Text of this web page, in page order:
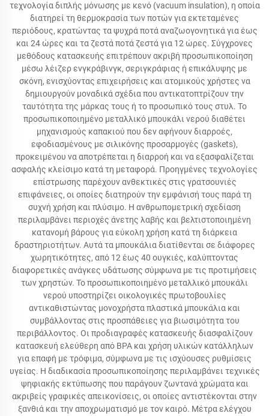
τεχνολογία διπλής μόνωσης με κενό (vacuum insulation), η οποία
διατηρεί τη θερμοκρασία των ποτών για εκτεταμένες
περιόδους, κρατώντας τα ψυχρά ποτά αναζωογονητικά για έως
και 24 ώρες και τα ζεστά ποτά ζεστά για 12 ώρες. Σύγχρονες
μεθόδους κατασκευής επιτρέπουν ακριβή προσωπικοποίηση
μέσω λέιζερ ενγκράβινγκ, σεριγκράφιας ή επικάλυψης με
σκόνη, ενισχύοντας επιχειρήσεις και ατομικούς χρήστες να
δημιουργούν μοναδικά σχέδια που αντικατοπτρίζουν την
ταυτότητα της μάρκας τους ή το προσωπικό τους στυλ. Το
προσωπικοποιημένο μεταλλικό μπουκάλι νερού διαθέτει
μηχανισμούς καπακιού που δεν αφήνουν διαρροές,
εφοδιασμένους με σιλικόνης προσαρμογές (gaskets),
προκειμένου να αποτρέπεται η διαρροή και να εξασφαλίζεται
ασφαλής κλείσιμο κατά τη μεταφορά. Προηγμένες τεχνολογίες
επίστρωσης παρέχουν ανθεκτικές στις γρατσουνιές
επιφάνειες, οι οποίες διατηρούν την εμφάνισή τους παρά τη
συχνή χρήση και πλύσιμο. Η ανθρωπομετρική σχεδίαση
περιλαμβάνει περιοχές άνετης λαβής και βελτιστοποιημένη
κατανομή βάρους για εύκολη χρήση κατά τη διάρκεια
δραστηριοτήτων. Αυτά τα μπουκάλια διατίθενται σε διάφορες
χωρητικότητες, από 12 έως 40 ουγκιές, καλύπτοντας
διαφορετικές ανάγκες υδάτωσης σύμφωνα με τις προτιμήσεις
των χρηστών. Το προσωπικοποιημένο μεταλλικό μπουκάλι
νερού υποστηρίζει οικολογικές πρωτοβουλίες
αντικαθιστώντας μονοχρήστα πλαστικά μπουκάλια και
συμβάλλοντας στις προσπάθειες για βιωσιμότητα του
περιβάλλοντος. Οι προδιαγραφές κατασκευής διασφαλίζουν
κατασκευή ελεύθερη από BPA και χρήση υλικών κατάλληλων
για επαφή με τρόφιμα, σύμφωνα με τις ισχύουσες ρυθμίσεις
υγείας. Η διαδικασία προσωπικοποίησης περιλαμβάνει τεχνικές
ψηφιακής εκτύπωσης που παράγουν ζωντανά χρώματα και
ακριβείς γραφικές απεικονίσεις, οι οποίες αντιστέκονται στην
ξανθιά και την αποχρωματισμό με τον καιρό. Μέτρα ελέγχου